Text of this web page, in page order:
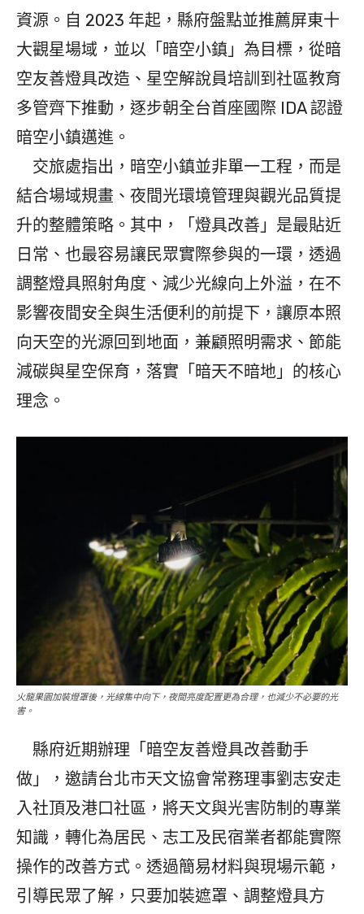
資源。自 2023 年起，縣府盤點並推薦屏東十
大觀星場域，並以「暗空小鎮」為目標，從暗
空友善燈具改造、星空解說員培訓到社區教育
多管齊下推動，逐步朝全台首座國際 IDA 認證
暗空小鎮邁進。
交旅處指出，暗空小鎮並非單一工程，而是
結合場域規畫、夜間光環境管理與觀光品質提
升的整體策略。其中，「燈具改善」是最貼近
日常、也最容易讓民眾實際參與的一環，透過
調整燈具照射角度、減少光線向上外溢，在不
影響夜間安全與生活便利的前提下，讓原本照
向天空的光源回到地面，兼顧照明需求、節能
減碳與星空保育，落實「暗天不暗地」的核心
理念。
火龍果園加裝燈罩後，光線集中向下，夜間亮度配置更為合理，也減少不必要的光
害。
縣府近期辦理「暗空友善燈具改善動手
做」，邀請台北市天文協會常務理事劉志安走
入社頂及港口社區，將天文與光害防制的專業
知識，轉化為居民、志工及民宿業者都能實際
操作的改善方式。透過簡易材料與現場示範，
引導民眾了解，只要加裝遮罩、調整燈具方